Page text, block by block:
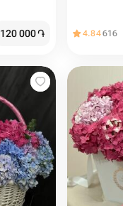
120 000֏ 4.84616